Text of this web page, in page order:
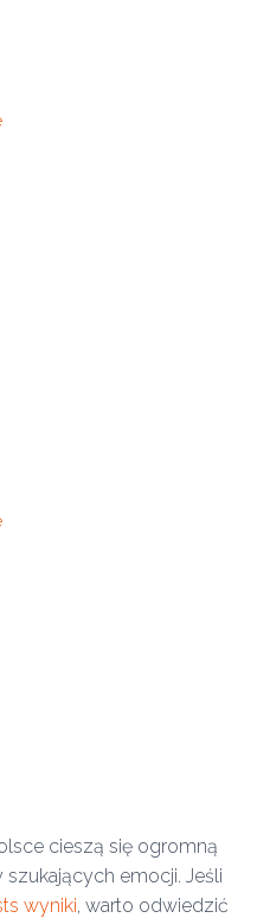
cieszą się ogromną
emocji. Jeśli
wyniki, warto odwiedzić